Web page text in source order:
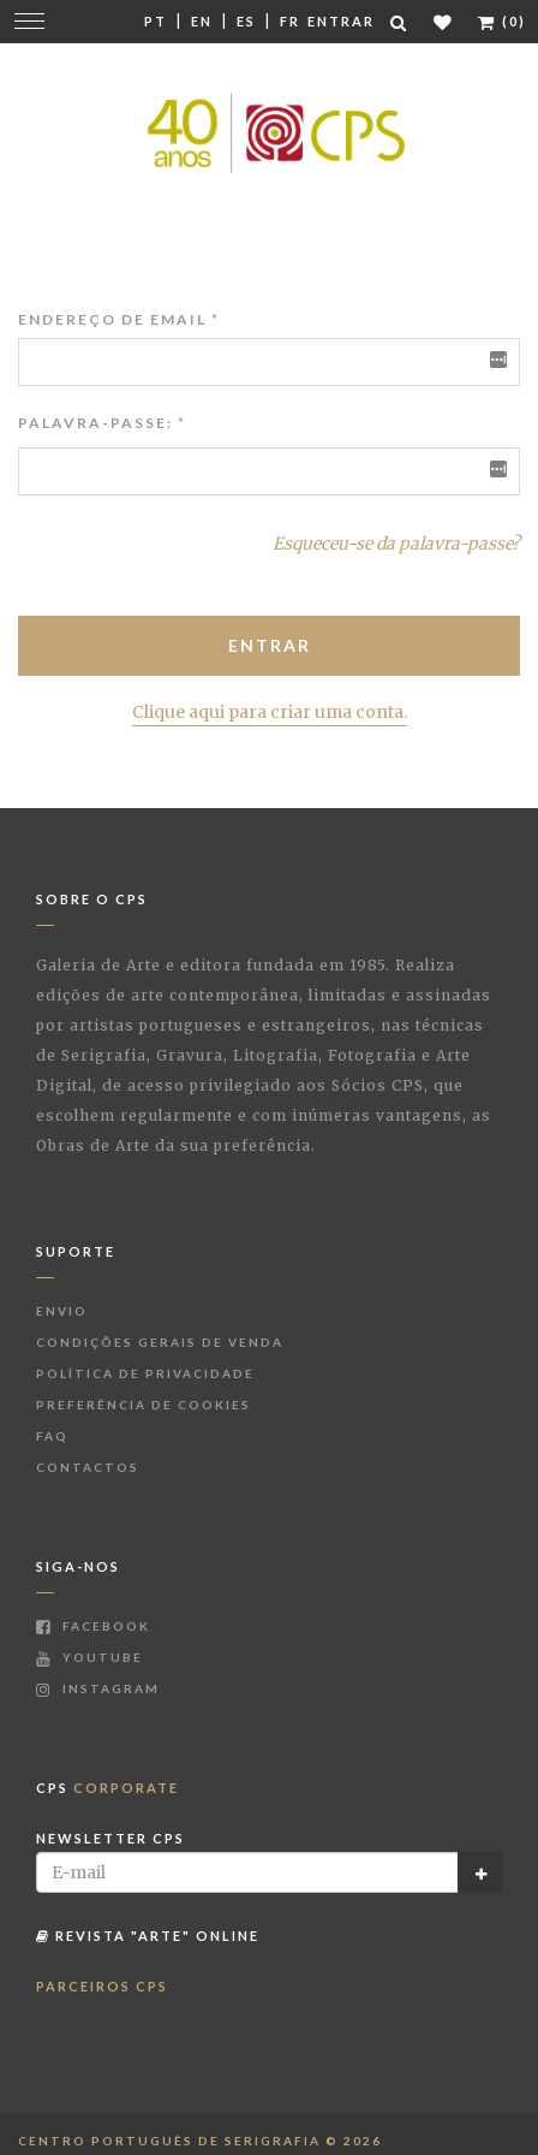
PT | EN | ES | FR ENTRAR (0)
Mudar
navegação
ENDEREÇO DE EMAIL *
PALAVRA-PASSE: *
Esqueceu-se da palavra-passe?
Clique aqui para criar uma conta.
SOBRE O CPS
Galeria de Arte e editora fundada em 1985. Realiza
edições de arte contemporânea, limitadas e assinadas
por artistas portugueses e estrangeiros, nas técnicas
de Serigrafia, Gravura, Litografia, Fotografia e Arte
Digital, de acesso privilegiado aos Sócios CPS, que
escolhem regularmente e com inúmeras vantagens, as
Obras de Arte da sua preferência.
SUPORTE
ENVIO
CONDIÇÕES GERAIS DE VENDA
POLÍTICA DE PRIVACIDADE
PREFERÊNCIA DE COOKIES
FAQ
CONTACTOS
SIGA-NOS
FACEBOOK
YOUTUBE
INSTAGRAM
CPS CORPORATE
NEWSLETTER CPS
REVISTA "ARTE" ONLINE
PARCEIROS CPS
CENTRO PORTUGUÊS DE SERIGRAFIA © 2026